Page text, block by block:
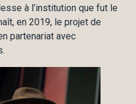
à l’institution que fut le
en 2019, le projet de
partenariat avec